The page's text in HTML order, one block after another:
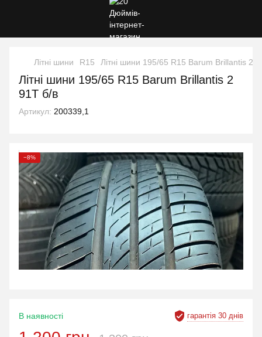
Літні шини R15 Літні шини 195/65 R15 Barum Brillantis 2
Літні шини 195/65 R15 Barum Brillantis 2
91T б/в
Артикул: 200339,1
−8%
гарантія 30 днів
В наявності